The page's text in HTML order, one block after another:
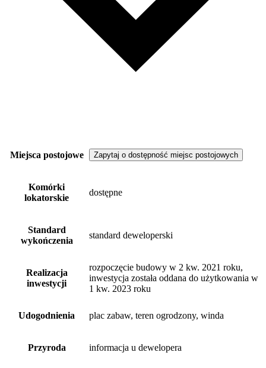
Miejsca postojowe Zapytaj o dostępność miejsc postojowych
Komórki
lokatorskie
dostępne
Standard
wykończenia
standard deweloperski
Realizacja
inwestycji
rozpoczęcie budowy w 2 kw. 2021 roku,
inwestycja została oddana do użytkowania w
1 kw. 2023 roku
Udogodnienia plac zabaw, teren ogrodzony, winda
Przyroda informacja u dewelopera